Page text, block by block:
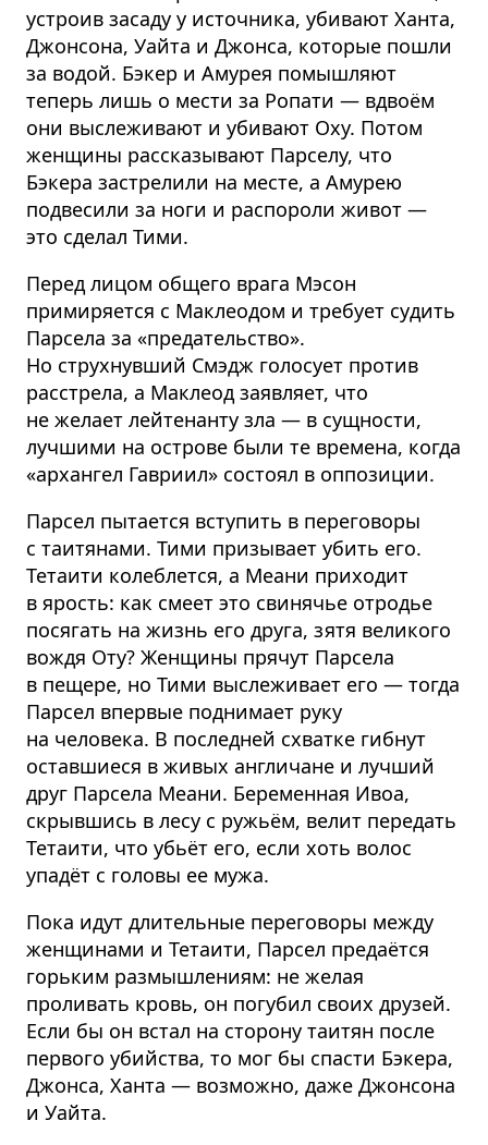
устроив засаду у источника, убивают Ханта,
Джонсона, Уайта и Джонса, которые пошли
за водой. Бэкер и Амурея помышляют
теперь лишь о мести за Ропати — вдвоём
они выслеживают и убивают Оху. Потом
женщины рассказывают Парселу, что
Бэкера застрелили на месте, а Амурею
подвесили за ноги и распороли живот —
это сделал Тими.
Перед лицом общего врага Мэсон
примиряется с Маклеодом и требует судить
Парсела за «предательство».
Но струхнувший Смэдж голосует против
расстрела, а Маклеод заявляет, что
не желает лейтенанту зла — в сущности,
лучшими на острове были те времена, когда
«архангел Гавриил» состоял в оппозиции.
Парсел пытается вступить в переговоры
с таитянами. Тими призывает убить его.
Тетаити колеблется, а Меани приходит
в ярость: как смеет это свинячье отродье
посягать на жизнь его друга, зятя великого
вождя Оту? Женщины прячут Парсела
в пещере, но Тими выслеживает его — тогда
Парсел впервые поднимает руку
на человека. В последней схватке гибнут
оставшиеся в живых англичане и лучший
друг Парсела Меани. Беременная Ивоа,
скрывшись в лесу с ружьём, велит передать
Тетаити, что убьёт его, если хоть волос
упадёт с головы ее мужа.
Пока идут длительные переговоры между
женщинами и Тетаити, Парсел предаётся
горьким размышлениям: не желая
проливать кровь, он погубил своих друзей.
Если бы он встал на сторону таитян после
первого убийства, то мог бы спасти Бэкера,
Джонса, Ханта — возможно, даже Джонсона
и Уайта.